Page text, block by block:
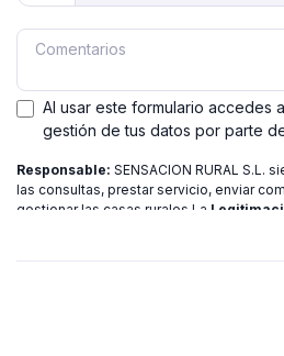
Al usar este formulario accedes
gestión de tus datos por parte
Responsable: SENSACION RURAL S.L.
las consultas, prestar servicio, enviar
gestionar las casas rurales La
política de